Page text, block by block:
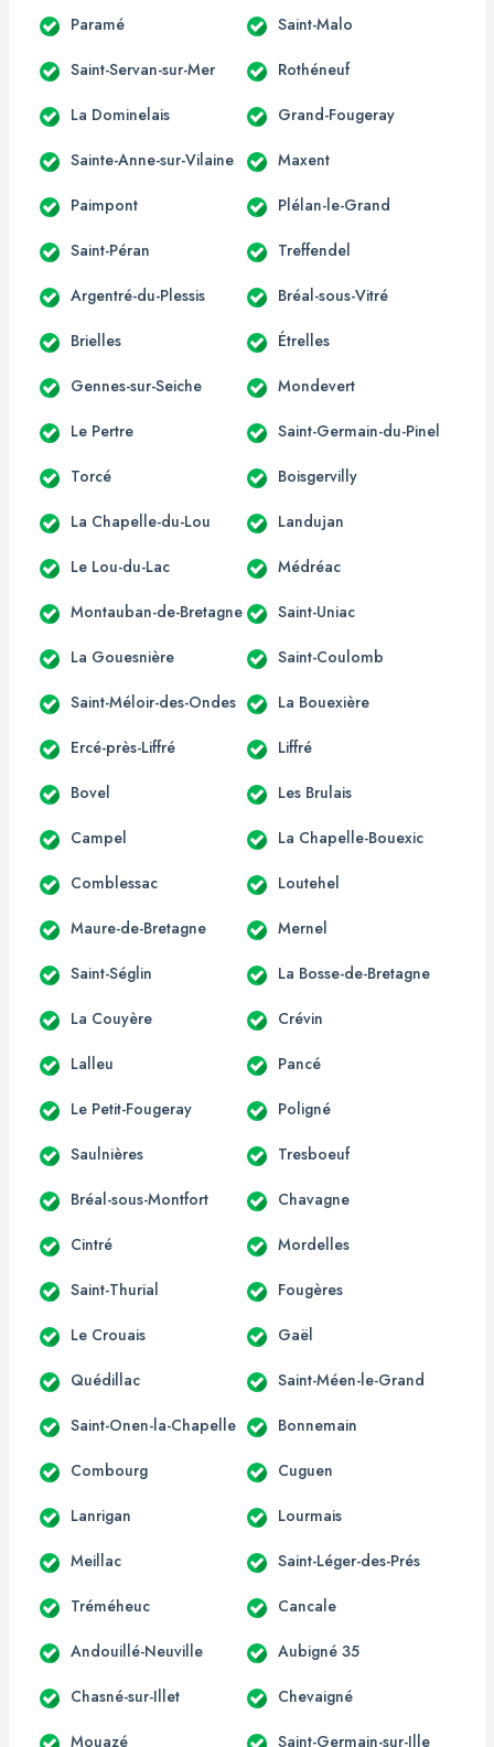
Paramé Saint-Malo
Saint-Servan-sur-Mer Rothéneuf
La Dominelais Grand-Fougeray
Sainte-Anne-sur-Vilaine Maxent
Paimpont Plélan-le-Grand
Saint-Péran Treffendel
Argentré-du-Plessis Bréal-sous-Vitré
Brielles Étrelles
Gennes-sur-Seiche Mondevert
Le Pertre Saint-Germain-du-Pinel
Torcé Boisgervilly
La Chapelle-du-Lou Landujan
Le Lou-du-Lac Médréac
Montauban-de-Bretagne Saint-Uniac
La Gouesnière Saint-Coulomb
Saint-Méloir-des-Ondes La Bouexière
Ercé-près-Liffré Liffré
Bovel Les Brulais
Campel La Chapelle-Bouexic
Comblessac Loutehel
Maure-de-Bretagne Mernel
Saint-Séglin La Bosse-de-Bretagne
La Couyère Crévin
Lalleu Pancé
Le Petit-Fougeray Poligné
Saulnières Tresboeuf
Bréal-sous-Montfort Chavagne
Cintré Mordelles
Saint-Thurial Fougères
Le Crouais Gaël
Quédillac Saint-Méen-le-Grand
Saint-Onen-la-Chapelle Bonnemain
Combourg Cuguen
Lanrigan Lourmais
Meillac Saint-Léger-des-Prés
Tréméheuc Cancale
Andouillé-Neuville Aubigné 35
Chasné-sur-Illet Chevaigné
Mouazé Saint-Germain-sur-Ille